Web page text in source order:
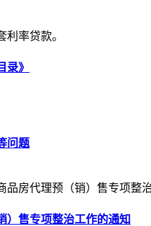
率贷款。
》
问题
房代理预（销）售专项整
）售专项整治工作的通知